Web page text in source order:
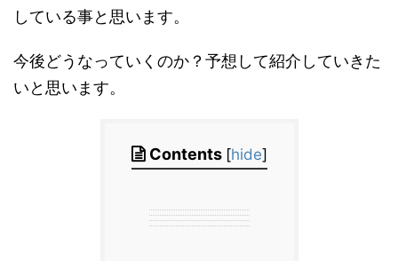
している事と思います。
今後どうなっていくのか？予想して紹介していきた
いと思います。
Contents [hide]